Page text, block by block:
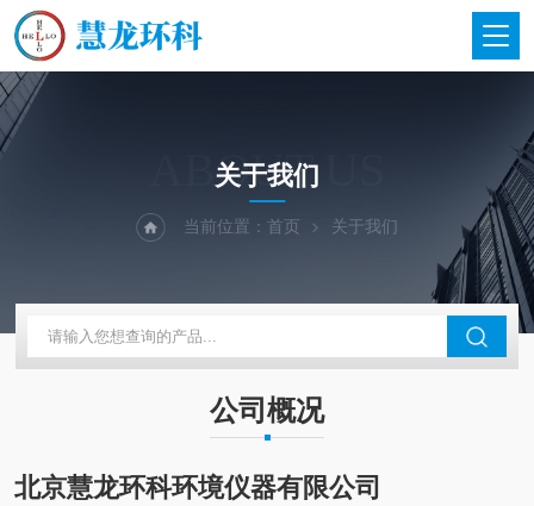
ABOUT US
关于我们
当前位置： 首页 关于我们
公司概况
北京慧龙环科环境仪器有限公司